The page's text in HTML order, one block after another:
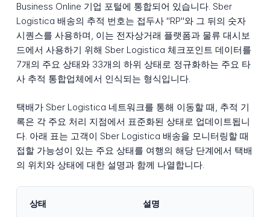
Business Online 기업 포털에 통합되어 있습니다. Sber
Logistica 배송의 추적 번호는 접두사 "RP"와 그 뒤의 숫자
시퀀스를 사용하며, 이는 전자상거래 플랫폼과 물류 대시보
드에서 사용하기 위해 Sber Logistica 체크포인트 데이터를
7개의 주요 상태와 33개의 하위 상태로 정규화하는 주요 타
사 추적 통합업체에서 인식되는 형식입니다.
택배가 Sber Logistica 네트워크를 통해 이동할 때, 추적 기
록은 각 주요 처리 지점에서 표준화된 상태로 업데이트됩니
다. 아래 표는 고객이 Sber Logistica 배송을 모니터링할 때
접할 가능성이 있는 주요 상태를 여행의 해당 단계에서 택배
의 위치와 상태에 대한 설명과 함께 나열합니다.
상태 설명